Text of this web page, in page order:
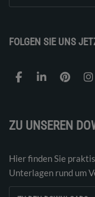
FOLGEN SIE UNS
ZU UNSEREN
Hier finden Sie
Unterlagen rund um